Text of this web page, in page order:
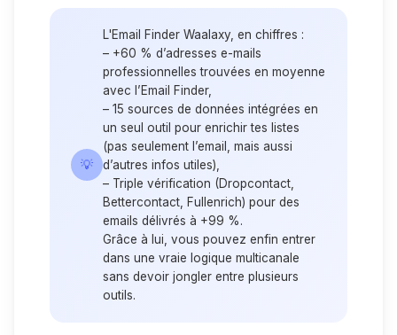
💡
L'Email Finder Waalaxy, en chiffres :
– +60 % d’adresses e-mails
professionnelles trouvées en moyenne
avec l’Email Finder,
– 15 sources de données intégrées en
un seul outil pour enrichir tes listes
(pas seulement l’email, mais aussi
d’autres infos utiles),
– Triple vérification (Dropcontact,
Bettercontact, Fullenrich) pour des
emails délivrés à +99 %.
Grâce à lui, vous pouvez enfin entrer
dans une vraie logique multicanale
sans devoir jongler entre plusieurs
outils.